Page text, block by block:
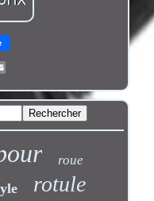
roue
rotule